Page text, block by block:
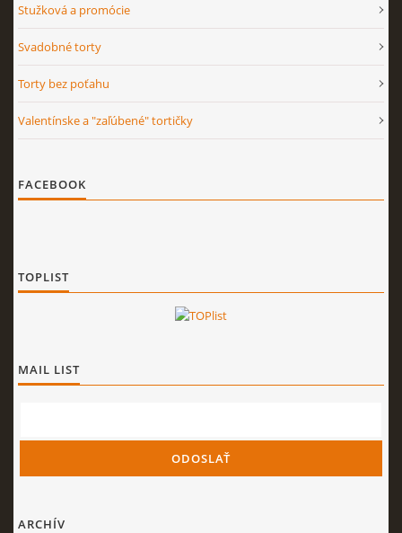
Stužková a promócie
Svadobné torty
Torty bez poťahu
Valentínske a "zaľúbené" tortičky
FACEBOOK
TOPLIST
MAIL LIST
ARCHÍV